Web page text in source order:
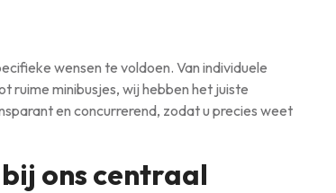
wensen te voldoen. Van individuele
ruime minibusjes, wij hebben het juiste
en concurrerend, zodat u precies weet
ons centraal